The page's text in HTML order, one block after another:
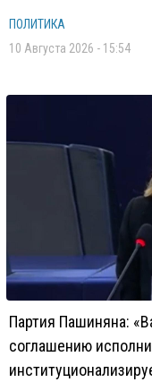
ПОЛИТИКА
10 Августа 2026 - 15:54
Партия Пашиняна:
соглашению